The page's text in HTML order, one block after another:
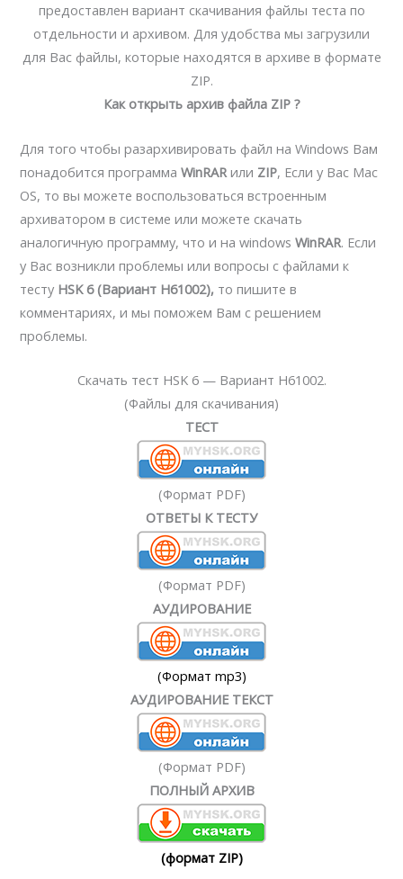
предоставлен вариант скачивания файлы теста по
отдельности и архивом. Для удобства мы загрузили
для Вас файлы, которые находятся в архиве в формате
ZIP.
Как открыть архив файла ZIP ?
Для того чтобы разархивировать файл на Windows Вам
понадобится программаWinRARили ZIP, Если у Вас Mac
OS, то вы можете воспользоваться встроенным
архиватором в системе или можете скачать
аналогичную программу, что и на windowsWinRAR. Если
у Вас возникли проблемы или вопросы с файлами к
тесту HSK 6 (Вариант H61002), то пишите в
комментариях, и мы поможем Вам с решением
проблемы.
Скачать тест HSK 6 — Вариант H61002.
(Файлы для скачивания)
ТЕСТ
(Формат PDF)
ОТВЕТЫ К ТЕСТУ
(Формат PDF)
АУДИРОВАНИЕ
(Формат mp3)
АУДИРОВАНИЕ ТЕКСТ
(Формат PDF)
ПОЛНЫЙ АРХИВ
(формат ZIP)